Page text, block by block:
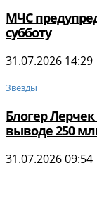
МЧС
субботу
31.07.2026 14:29
Звезды
Блогер
выводе 250
31.07.2026 09:54